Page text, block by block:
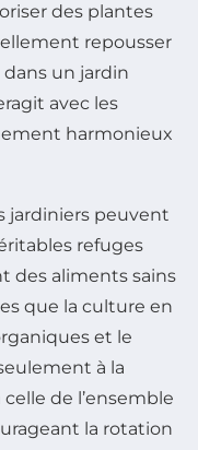
des plantes
repousser
dans un jardin
avec les
harmonieux
jardiniers peuvent
refuges
des aliments sains
que la culture en
et le
à la
de l’ensemble
la rotation